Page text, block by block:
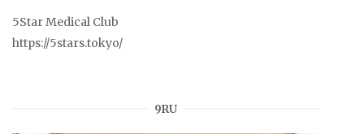
5Star Medical Club
https://5stars.tokyo/
9RU